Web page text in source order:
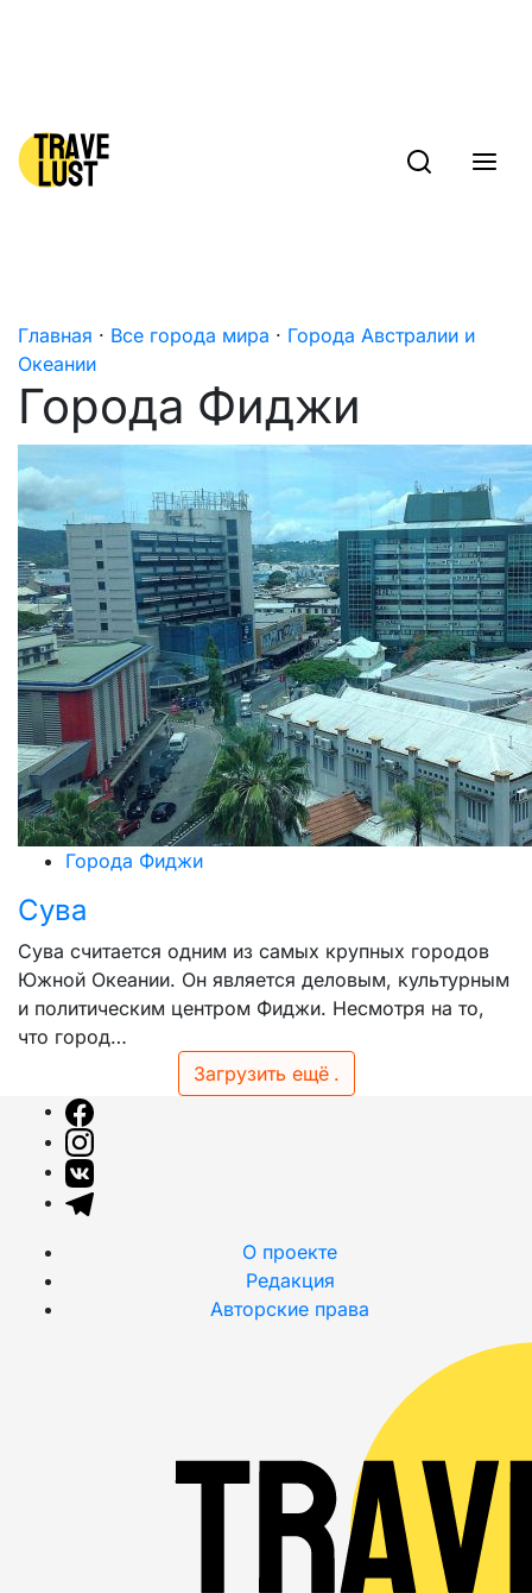
Главная · Все города мира · Города Австралии и
Океании
Города Фиджи
Города Фиджи
Сува
Сува считается одним из самых крупных городов
Южной Океании. Он является деловым, культурным
и политическим центром Фиджи. Несмотря на то,
что город…
Загрузить ещё .
О проекте
Редакция
Авторские права